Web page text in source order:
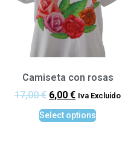
Camiseta con rosas
17,00€ 6,00 € Iva Excluido
Select options